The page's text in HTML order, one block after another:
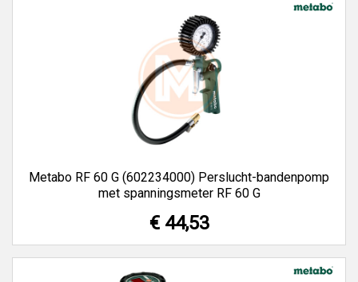
Metabo RF 60 G (602234000) Perslucht-bandenpomp
met spanningsmeter RF 60 G
€ 44,53